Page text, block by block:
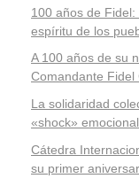
100 años de
espíritu de los
A 100 años de su
Comandante Fidel
La solidaridad
«shock» emocional
Cátedra
su primer